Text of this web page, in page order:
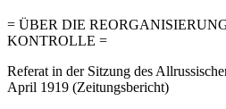
= ÜBER DIE
KONTROLLE =
Referat in der Sitzung des
April 1919 (Zeitungsbericht)